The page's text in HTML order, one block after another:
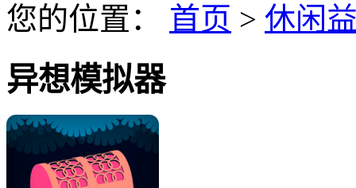
您的位置： 首页 > 休闲
异想模拟器